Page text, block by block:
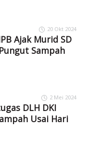
20 Okt 2024
Ajak Murid SD
Sampah
2 Mei 2024
DLH DKI
Usai Hari